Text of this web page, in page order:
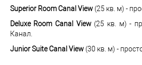
Superior Room Canal View(25 кв. м) -
Deluxe Room Canal View(25 кв. м) -
Канал.
Junior Suite Canal View(30 кв. м) -